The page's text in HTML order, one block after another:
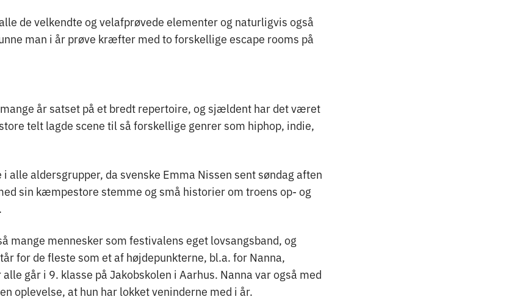
de velkendte og velafprøvede elementer og naturligvis også
man i år prøve kræfter med to forskellige escape rooms på
år satset på et bredt repertoire, og sjældent har det været
telt lagde scene til så forskellige genrer som hiphop, indie,
aldersgrupper, da svenske Emma Nissen sent søndag aften
sin kæmpestore stemme og små historier om troens op- og
mange mennesker som festivalens eget lovsangsband, og
for de fleste som et af højdepunkterne, bl.a. for Nanna,
går i 9. klasse på Jakobskolen i Aarhus. Nanna var også med
oplevelse, at hun har lokket veninderne med i år.